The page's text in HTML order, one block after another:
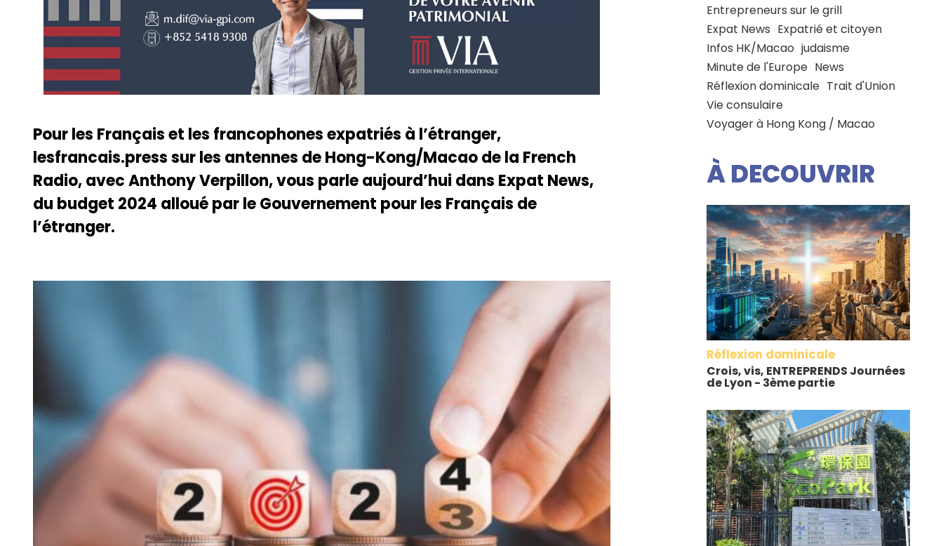
Pour les Français et les francophones expatriés à l’étranger,
lesfrancais.press sur les antennes de Hong-Kong/Macao de la French
Radio, avec Anthony Verpillon, vous parle aujourd’hui dans Expat News,
du budget 2024 alloué par le Gouvernement pour les Français de
l’étranger.
Entrepreneurs sur le grill
Expat News Expatrié et citoyen
Infos HK/Macao judaisme
Minute de l'Europe News
Réflexion dominicale Trait d'Union
Vie consulaire
Voyager à Hong Kong / Macao
À DECOUVRIR
Réflexion dominicale
Crois, vis, ENTREPRENDS Journées
de Lyon - 3ème partie